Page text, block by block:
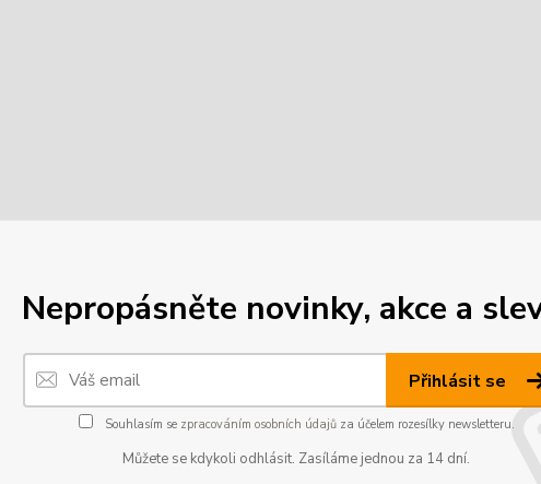
Nepropásněte novinky, akce a
Přihlásit se
Souhlasím se zpracováním osobních údajůza účelem rozesílky newsletteru.
Můžete se kdykoli odhlásit. Zasíláme jednou za 14 dní.